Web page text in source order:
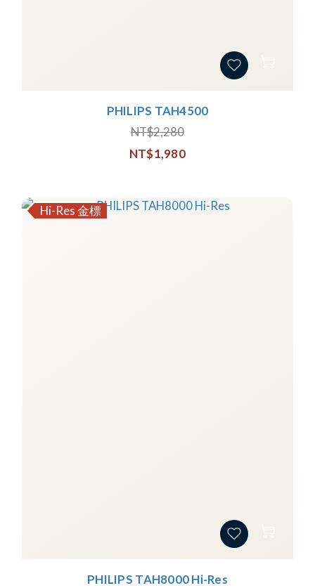
PHILIPS TAH4500
NT$2,280
NT$1,980
Hi-Res 金標
PHILIPS TAH8000 Hi-Res